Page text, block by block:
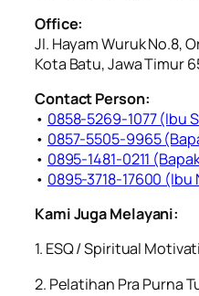
Office:
Jl. Hayam Wuruk No.8,
Kota Batu, Jawa Timur
Contact Person:
• 0858-5269-1077 (Ibu
• 0857-5505-9965
• ⁠0895-1481-0211
• 0895-3718-17600 (Ibu
Kami Juga Melayani:
1. ESQ / Spiritual
2. ⁠Pelatihan Pra Purna